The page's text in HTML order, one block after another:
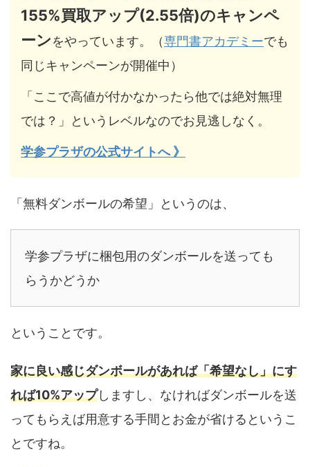
155%買取アップ(2.55倍)のキャンペ
ーンをやっています。（専門書アカデミーでも
同じキャンペーンが開催中）
「ここで高値が付かなかったら他では絶対無理
では？」というレベルなのでお見逃しなく。
学参プラザの公式サイトへ 》
「無料ダンボールの希望」というのは、
学参プラザに梱包用のダンボールを送っても
らうかどうか
ということです。
家に良い感じダンボールがあれば「希望なし」にす
れば10%アップしますし、なければダンボールを送
ってもらえば用意する手間とお金が省けるというこ
とですね。